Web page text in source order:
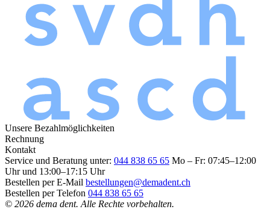
Unsere Bezahlmöglichkeiten
Rechnung
Kontakt
Service und Beratung unter: 044 838 65 65 Mo – Fr: 07:45–12:00
Uhr und 13:00–17:15 Uhr
Bestellen per E-Mail bestellungen@demadent.ch
Bestellen per Telefon 044 838 65 65
© 2026 dema dent. Alle Rechte vorbehalten.